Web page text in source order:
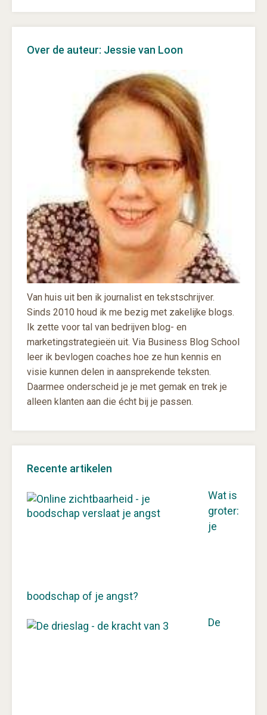
Over de auteur: Jessie van Loon
Van huis uit ben ik journalist en tekstschrijver.
Sinds 2010 houd ik me bezig met zakelijke blogs.
Ik zette voor tal van bedrijven blog- en
marketingstrategieën uit. Via Business Blog School
leer ik bevlogen coaches hoe ze hun kennis en
visie kunnen delen in aansprekende teksten.
Daarmee onderscheid je je met gemak en trek je
alleen klanten aan die écht bij je passen.
Recente artikelen
Wat is
groter:
je
boodschap of je angst?
De